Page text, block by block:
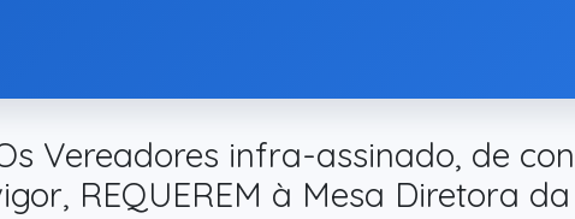
Vereadores infra-assinado, de
REQUEREM à Mesa Diretora